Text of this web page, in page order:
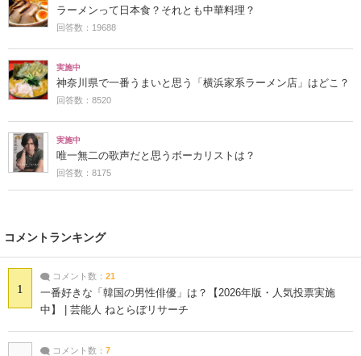
ラーメンって日本食？それとも中華料理？
回答数：19688
実施中
神奈川県で一番うまいと思う「横浜家系ラーメン店」はどこ？
回答数：8520
実施中
唯一無二の歌声だと思うボーカリストは？
回答数：8175
コメントランキング
1
コメント数： 21
一番好きな「韓国の男性俳優」は？【2026年版・人気投票実施
中】 | 芸能人 ねとらぼリサーチ
コメント数： 7